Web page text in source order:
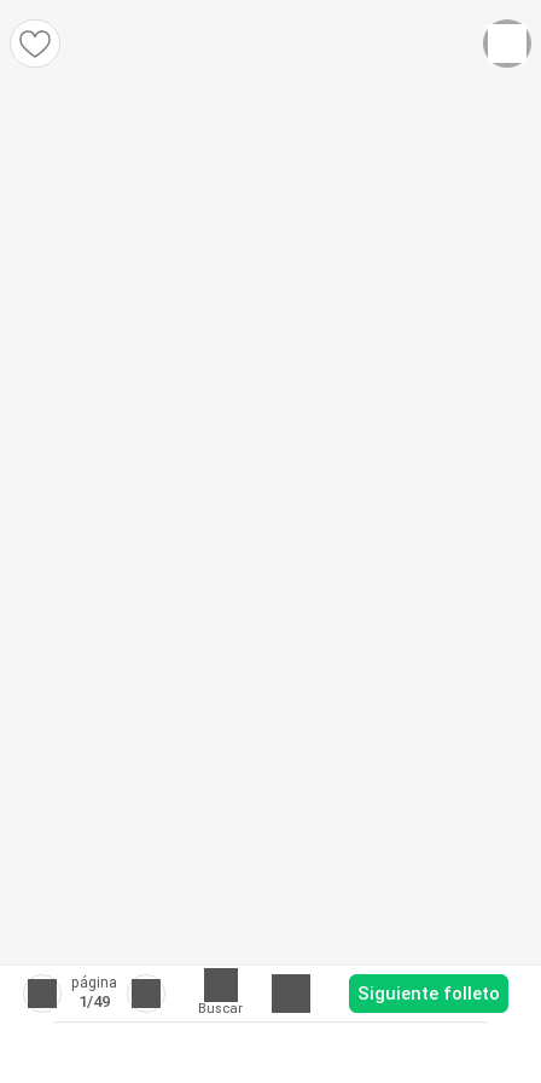
página
1/49 Buscar
Siguiente folleto